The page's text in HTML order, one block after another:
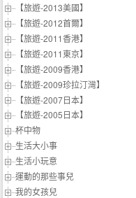
【旅遊-2013美國】
【旅遊-2012首爾】
【旅遊-2011香港】
【旅遊-2011東京】
【旅遊-2009香港】
【旅遊-2009珍拉汀灣】
【旅遊-2007日本】
【旅遊-2005日本】
杯中物
生活大小事
生活小玩意
運動的那些事兒
我的女孩兒